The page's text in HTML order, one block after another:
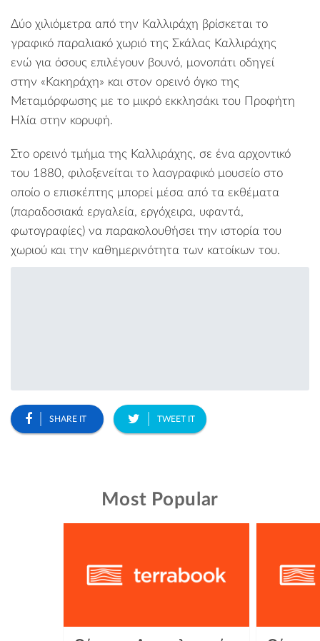
Δύο χιλιόμετρα από την Καλλιράχη βρίσκεται το
γραφικό παραλιακό χωριό της Σκάλας Καλλιράχης
ενώ για όσους επιλέγουν βουνό, μονοπάτι οδηγεί
στην «Κακηράχη» και στον ορεινό όγκο της
Μεταμόρφωσης με το μικρό εκκλησάκι του Προφήτη
Ηλία στην κορυφή.
Στο ορεινό τμήμα της Καλλιράχης, σε ένα αρχοντικό
του 1880, φιλοξενείται το λαογραφικό μουσείο στο
οποίο ο επισκέπτης μπορεί μέσα από τα εκθέματα
(παραδοσιακά εργαλεία, εργόχειρα, υφαντά,
φωτογραφίες) να παρακολουθήσει την ιστορία του
χωριού και την καθημερινότητα των κατοίκων του.
SHARE IT TWEET IT
Most Popular